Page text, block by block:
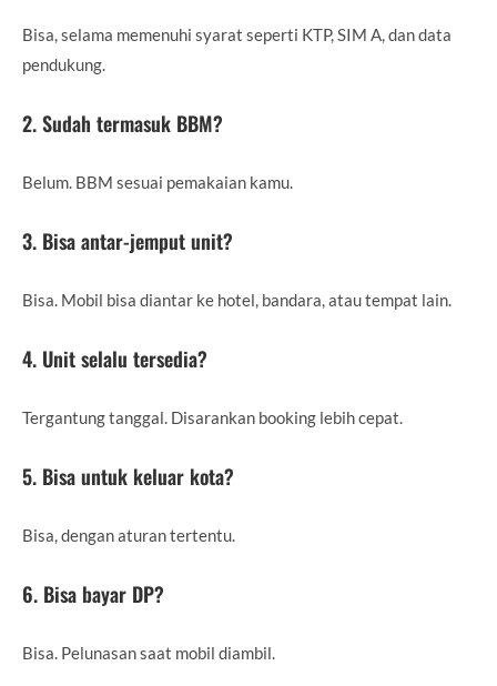
Bisa, selama memenuhi syarat seperti KTP, SIM A, dan data
pendukung.
2. Sudah termasuk BBM?
Belum. BBM sesuai pemakaian kamu.
3. Bisa antar-jemput unit?
Bisa. Mobil bisa diantar ke hotel, bandara, atau tempat lain.
4. Unit selalu tersedia?
Tergantung tanggal. Disarankan booking lebih cepat.
5. Bisa untuk keluar kota?
Bisa, dengan aturan tertentu.
6. Bisa bayar DP?
Bisa. Pelunasan saat mobil diambil.